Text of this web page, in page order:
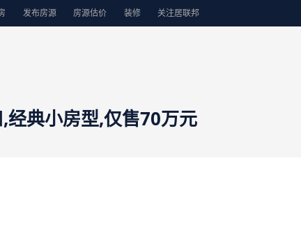
发布房源 房源估价 装修 关注居联邦
经典小房型,仅售70万元